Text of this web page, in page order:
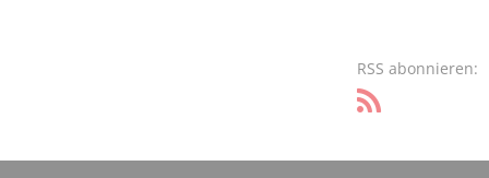
RSS abonnieren: